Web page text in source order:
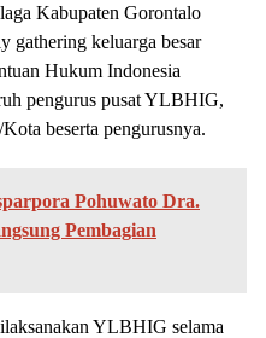
Kabupaten Gorontalo
gathering keluarga besar
Hukum Indonesia
pengurus pusat YLBHIG,
beserta pengurusnya.
Pohuwato Dra.
Pembagian
YLBHIG selama